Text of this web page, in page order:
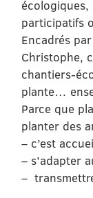
participatifs
Encadrés
Christophe,
chantiers-
plante…
Parce que
planter des
– c’est
– s’adapter
–